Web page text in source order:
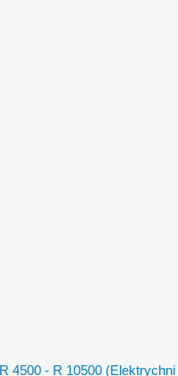
4500 - R 10500 (Elektrychni